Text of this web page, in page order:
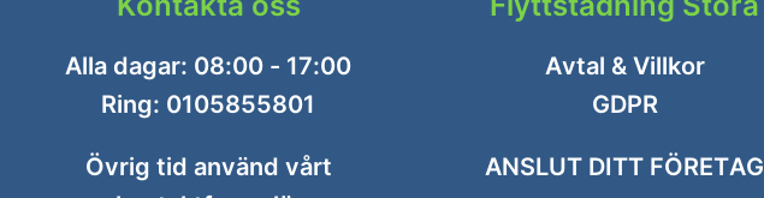
Alla dagar: 08:00 - 17:00
Ring: 0105855801
Övrig tid använd vårt
Avtal & Villkor
GDPR
ANSLUT DITT FÖRETAG